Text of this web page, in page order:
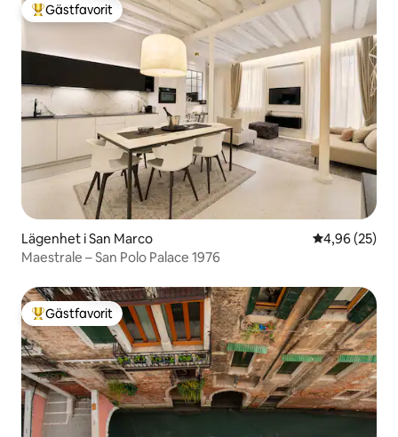
Populär gästfavorit
Gästfavorit
Lägenhet i San Marco 4,96 av 5 i
4,96 (25)
Maestrale – San Polo Palace 1976
Populär gästfavorit
Gästfavorit